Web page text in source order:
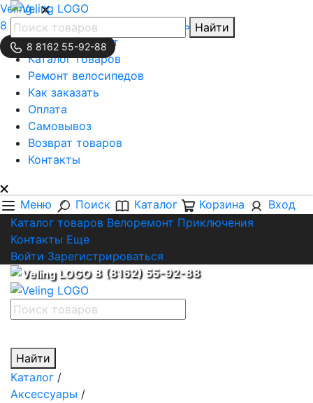
Veling..
8 (8162) 55-92-88
Обратная связь
Личный кабинет
Каталог товаров
Ремонт велосипедов
Как заказать
Оплата
Самовывоз
Возврат товаров
Контакты
Меню Поиск Каталог Корзина Вход
Найти
8 8162 55-92-88
Каталог товаров Велоремонт Приключения
Контакты Еще
Войти Зарегистрироваться
8 (8162) 55-92-88
Найти
Каталог /
Аксессуары /